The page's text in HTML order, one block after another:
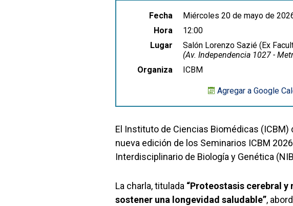
Fecha
Miércoles 20 de mayo de
Hora
12:00
Lugar
Salón Lorenzo Sazié (Ex
(Av. Independencia 1027 -
Organiza
ICBM
Agregar a Google
El Instituto de Ciencias Biomédicas (ICBM)
nueva edición de los Seminarios ICBM
Interdisciplinario de Biología y Genética
La charla, titulada “Proteostasis cerebral y
sostener una longevidad saludable”,